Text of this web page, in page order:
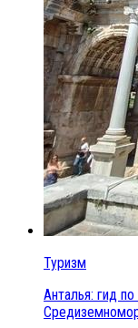
Туризм
Анталья: гид